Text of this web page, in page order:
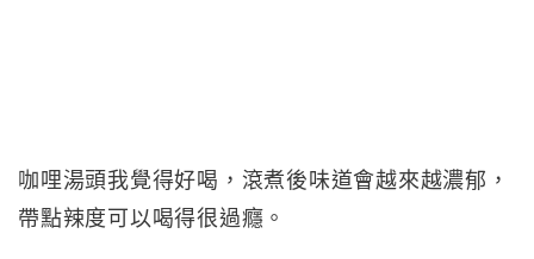
咖哩湯頭我覺得好喝，滾煮後味道會越來越濃郁，
帶點辣度可以喝得很過癮。